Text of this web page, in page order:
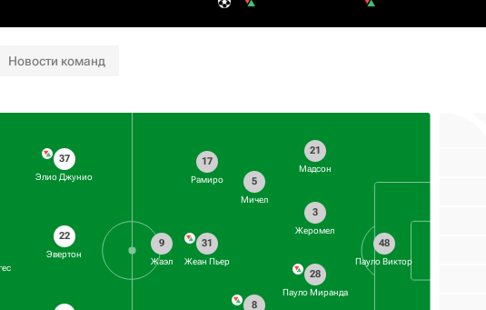
Новости команд
37
Элио Джунио
22
Эвертон
48
Пауло Виктор
21
Мадсон
3
Жеромел
28
Пауло Миранда
5
Мичел
8
17
Рамиро
31
Жеан Пьер
9
Жаэл